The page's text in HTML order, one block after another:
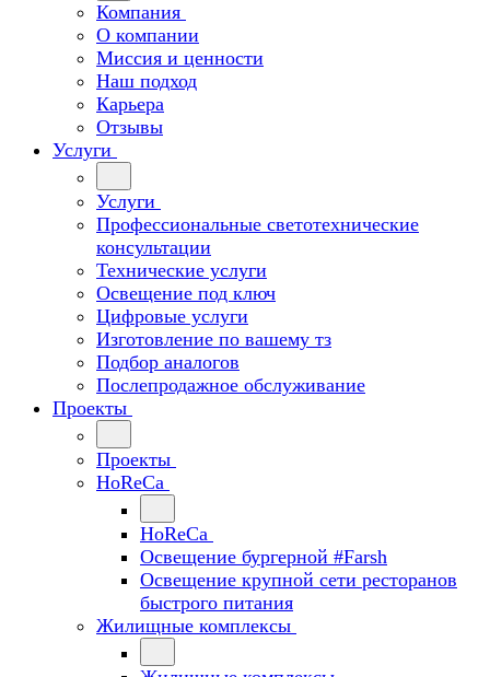
Компания
О компании
Миссия и ценности
Наш подход
Карьера
Отзывы
Услуги
Услуги
Профессиональные светотехнические
консультации
Технические услуги
Освещение под ключ
Цифровые услуги
Изготовление по вашему тз
Подбор аналогов
Послепродажное обслуживание
Проекты
Проекты
HoReCa
HoReCa
Освещение бургерной #Farsh
Освещение крупной сети ресторанов
быстрого питания
Жилищные комплексы